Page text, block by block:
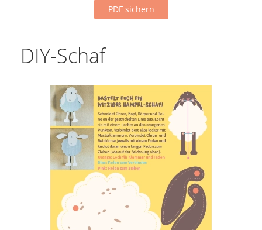
PDF sichern
DIY-Schaf